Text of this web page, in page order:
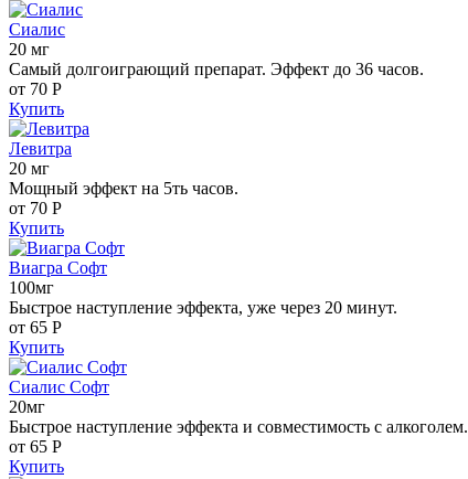
Сиалис
20 мг
Самый долгоиграющий препарат. Эффект до 36 часов.
от 70 Р
Купить
Левитра
20 мг
Мощный эффект на 5ть часов.
от 70 Р
Купить
Виагра Софт
100мг
Быстрое наступление эффекта, уже через 20 минут.
от 65 Р
Купить
Сиалис Софт
20мг
Быстрое наступление эффекта и совместимость с алкоголем.
от 65 Р
Купить